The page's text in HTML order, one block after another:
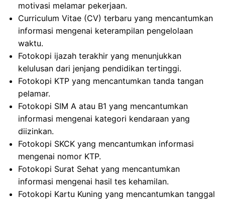
motivasi melamar pekerjaan.
Curriculum Vitae (CV) terbaru yang mencantumkan
informasi mengenai keterampilan pengelolaan
waktu.
Fotokopi ijazah terakhir yang menunjukkan
kelulusan dari jenjang pendidikan tertinggi.
Fotokopi KTP yang mencantumkan tanda tangan
pelamar.
Fotokopi SIM A atau B1 yang mencantumkan
informasi mengenai kategori kendaraan yang
diizinkan.
Fotokopi SKCK yang mencantumkan informasi
mengenai nomor KTP.
Fotokopi Surat Sehat yang mencantumkan
informasi mengenai hasil tes kehamilan.
Fotokopi Kartu Kuning yang mencantumkan tanggal